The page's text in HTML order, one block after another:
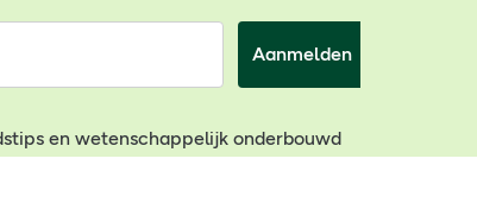
Aanmelden
en wetenschappelijk onderbouwd